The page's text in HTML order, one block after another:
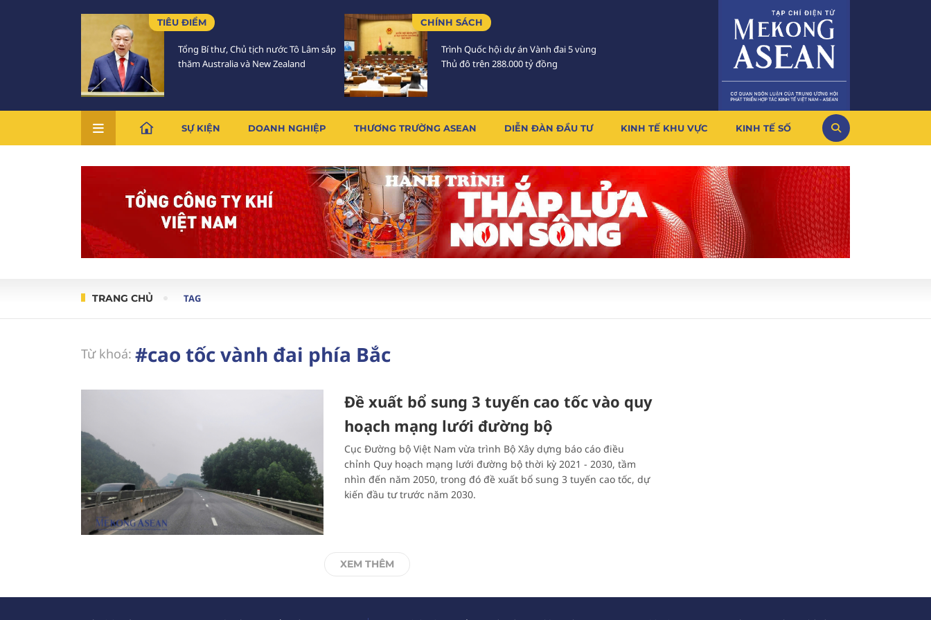
TIÊU ĐIỂM
Tổng Bí thư, Chủ tịch nước Tô Lâm sắp
thăm Australia và New Zealand
CHÍNH SÁCH
Trình Quốc hội dự án Vành đai 5 vùng
Thủ đô trên 288.000 tỷ đồng
SỰ KIỆN DOANH NGHIỆP THƯƠNG TRƯỜNG ASEAN DIỄN ĐÀN ĐẦU TƯ KINH TẾ KHU VỰC KINH TẾ SỐ
TRANG CHỦ TAG
Từ khoá: #cao tốc vành đai phía Bắc
Đề xuất bổ sung 3 tuyến cao tốc vào quy
hoạch mạng lưới đường bộ
Cục Đường bộ Việt Nam vừa trình Bộ Xây dựng báo cáo điều
chỉnh Quy hoạch mạng lưới đường bộ thời kỳ 2021 - 2030, tầm
nhìn đến năm 2050, trong đó đề xuất bổ sung 3 tuyến cao tốc, dự
kiến đầu tư trước năm 2030.
XEM THÊM